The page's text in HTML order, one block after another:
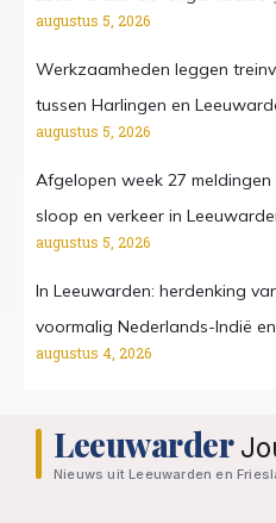
augustus 5, 2026
Werkzaamheden leggen
tussen Harlingen en
augustus 5, 2026
Afgelopen week 27
sloop en verkeer in
augustus 5, 2026
In Leeuwarden: herdenking
voormalig Nederlands-Indië
augustus 4, 2026
Leeuwarder
Nieuws uit Leeuwarden en